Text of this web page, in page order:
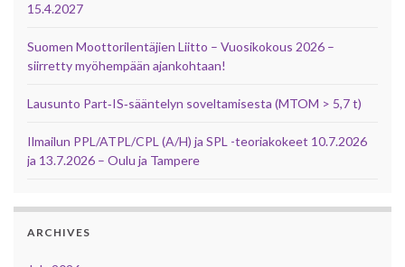
15.4.2027
Suomen Moottorilentäjien Liitto – Vuosikokous 2026 –
siirretty myöhempään ajankohtaan!
Lausunto Part‑IS‑sääntelyn soveltamisesta (MTOM > 5,7 t)
Ilmailun PPL/ATPL/CPL (A/H) ja SPL -teoriakokeet 10.7.2026
ja 13.7.2026 – Oulu ja Tampere
ARCHIVES